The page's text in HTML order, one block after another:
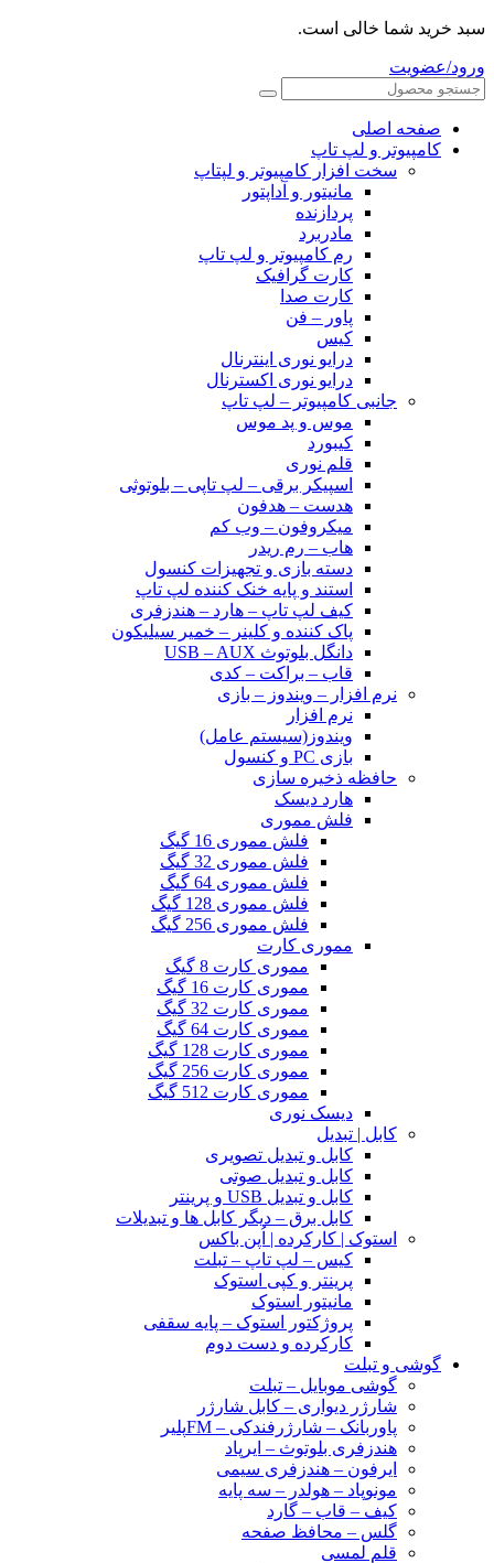
سبد خرید شما خالی است.
ورود/عضویت
صفحه اصلی
کامپیوتر و‌‌‌‌‌ لپ تاپ
سخت افزار کامپیوتر و لپتاپ
مانیتور و آداپتور
پردازنده
مادربرد
رم کامپیوتر و لپ تاپ
کارت گرافیک
کارت صدا
پاور – فن
کیس
درایو نوری اینترنال
درایو نوری اکسترنال
جانبی کامپیوتر – لپ تاپ
موس و پد موس
کیبورد
قلم نوری
اسپیکر برقی – لپ تاپی – بلوتوثی
هدست – هدفون
میکروفون – وب کم
هاب – رم ریدر
دسته بازی و تجهیزات کنسول
استند و پایه خنک کننده لپ تاپ
کیف لپ تاپ – هارد – هندزفری
پاک کننده و کلینر – خمیر سیلیکون
دانگل بلوتوث USB – AUX
قاب – براکت – کدی
نرم افزار – ویندوز – بازی
نرم افزار
ویندوز(سیستم عامل)
بازی PC و کنسول
حافظه ذخیره سازی
هارد دیسک
فلش مموری
فلش مموری 16 گیگ
فلش مموری 32 گیگ
فلش مموری 64 گیگ
فلش مموری 128 گیگ
فلش مموری 256 گیگ
مموری کارت
مموری کارت 8 گیگ
مموری کارت 16 گیگ
مموری کارت 32 گیگ
مموری کارت 64 گیگ
مموری کارت 128 گیگ
مموری کارت 256 گیگ
مموری کارت 512 گیگ
دیسک نوری
کابل | تبدیل
کابل و تبدیل تصویری
کابل و تبدیل صوتی
کابل و تبدیل USB و پرینتر
کابل برق – دیگر کابل ها و تبدیلات
استوک | کارکرده | اُپن باکس
کیس – لپ تاپ – تبلت
پرینتر و کپی استوک
مانیتور استوک
پروژکتور استوک – پایه سقفی
کارکرده و دست دوم
گوشی و تبلت
گوشی موبایل – تبلت
شارژر دیواری – کابل شارژر
پاوربانک – شارژرفندکی – FMپلیر
هندزفری بلوتوث – ایرپاد
ایرفون – هندزفری سیمی
مونوپاد – هولدر – سه پایه
کیف – قاب – گارد
گلس – محافظ صفحه
قلم لمسی